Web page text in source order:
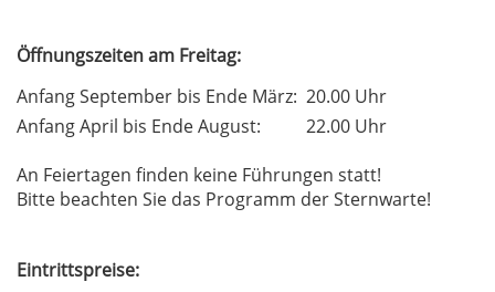
Öffnungszeiten am Freitag:
Anfang September bis Ende März: 20.00 Uhr
Anfang April bis Ende August:
22.00 Uhr
An Feiertagen finden keine Führungen statt!
Bitte beachten Sie das Programm der Sternwarte!
Eintrittspreise: